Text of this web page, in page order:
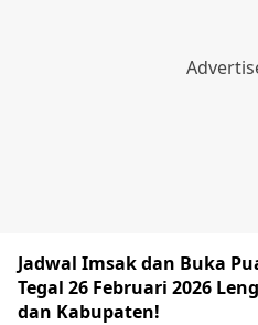
Jadwal Imsak dan Buka
Tegal 26 Februari 2026
dan Kabupaten!